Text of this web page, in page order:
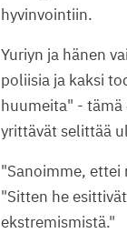
hyvinvointiin.
Yuriyn ja hänen
poliisia ja kaksi
huumeita" -
yrittävät selittää
"Sanoimme, ettei
"Sitten he
ekstremismistä."